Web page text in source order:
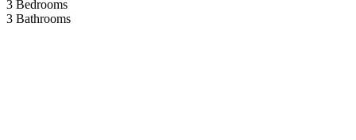
3 Bedrooms
3 Bathrooms